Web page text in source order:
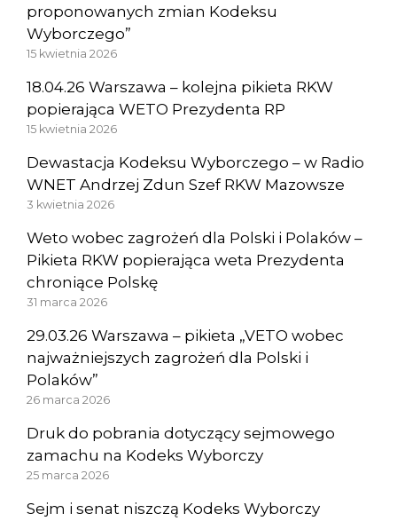
proponowanych zmian Kodeksu
Wyborczego”
15 kwietnia 2026
18.04.26 Warszawa – kolejna pikieta RKW
popierająca WETO Prezydenta RP
15 kwietnia 2026
Dewastacja Kodeksu Wyborczego – w Radio
WNET Andrzej Zdun Szef RKW Mazowsze
3 kwietnia 2026
Weto wobec zagrożeń dla Polski i Polaków –
Pikieta RKW popierająca weta Prezydenta
chroniące Polskę
31 marca 2026
29.03.26 Warszawa – pikieta „VETO wobec
najważniejszych zagrożeń dla Polski i
Polaków”
26 marca 2026
Druk do pobrania dotyczący sejmowego
zamachu na Kodeks Wyborczy
25 marca 2026
Sejm i senat niszczą Kodeks Wyborczy